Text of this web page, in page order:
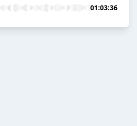
01:03:36